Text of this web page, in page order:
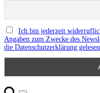
Ich bin jederzeit
Angaben zum Zwecke des
die Datenschutzerklärung gelesen.